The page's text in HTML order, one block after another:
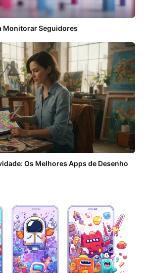
Monitorar Seguidores
Os Melhores Apps de Desenho